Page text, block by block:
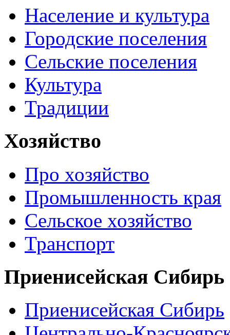
Население и культура
Городские поселения
Сельские поселения
Культура
Традиции
Хозяйство
Про хозяйство
Промышленность края
Сельское хозяйство
Транспорт
Приенисейская Сибирь
Приенисейская Сибирь